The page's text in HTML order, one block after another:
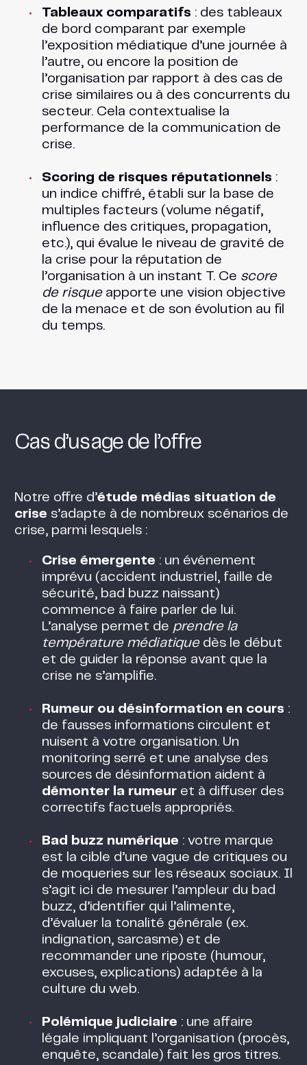
Tableaux comparatifs : des tableaux
de bord comparant par exemple
l’exposition médiatique d’une journée à
l’autre, ou encore la position de
l’organisation par rapport à des cas de
crise similaires ou à des concurrents du
secteur. Cela contextualise la
performance de la communication de
crise.
Scoring de risques réputationnels :
un indice chiffré, établi sur la base de
multiples facteurs (volume négatif,
influence des critiques, propagation,
etc.), qui évalue le niveau de gravité de
la crise pour la réputation de
l’organisation à un instant T. Ce score
de risqueapporte une vision objective
de la menace et de son évolution au fil
du temps.
Cas d’usage de l’offre
Notre offre d’étude médias situation de
crise s’adapte à de nombreux scénarios de
crise, parmi lesquels :
Crise émergente : un événement
imprévu (accident industriel, faille de
sécurité, bad buzz naissant)
commence à faire parler de lui.
L’analyse permet de prendre la
température médiatiquedès le début
et de guider la réponse avant que la
crise ne s’amplifie.
Rumeur ou désinformation en cours :
de fausses informations circulent et
nuisent à votre organisation. Un
monitoring serré et une analyse des
sources de désinformation aident à
démonter la rumeuret à diffuser des
correctifs factuels appropriés.
Bad buzz numérique : votre marque
est la cible d’une vague de critiques ou
de moqueries sur les réseaux sociaux. Il
s’agit ici de mesurer l’ampleur du bad
buzz, d’identifier qui l’alimente,
d’évaluer la tonalité générale (ex.
indignation, sarcasme) et de
recommander une riposte (humour,
excuses, explications) adaptée à la
culture du web.
Polémique judiciaire : une affaire
légale impliquant l’organisation (procès,
enquête, scandale) fait les gros titres.